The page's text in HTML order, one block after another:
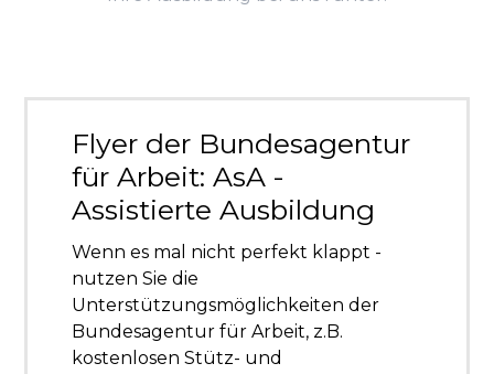
Flyer der Bundesagentur
für Arbeit: AsA -
Assistierte Ausbildung
Wenn es mal nicht perfekt klappt -
nutzen Sie die
Unterstützungsmöglichkeiten der
Bundesagentur für Arbeit, z.B.
kostenlosen Stütz- und